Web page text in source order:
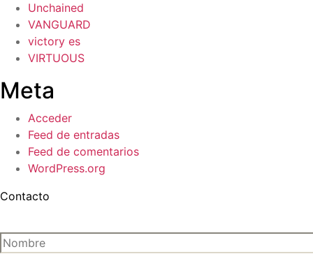
Unchained
VANGUARD
victory es
VIRTUOUS
Meta
Acceder
Feed de entradas
Feed de comentarios
WordPress.org
Contacto